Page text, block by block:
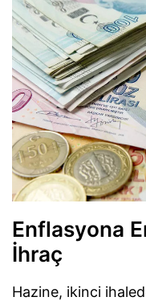
Enflasyona
İhraç
Hazine, ikinci